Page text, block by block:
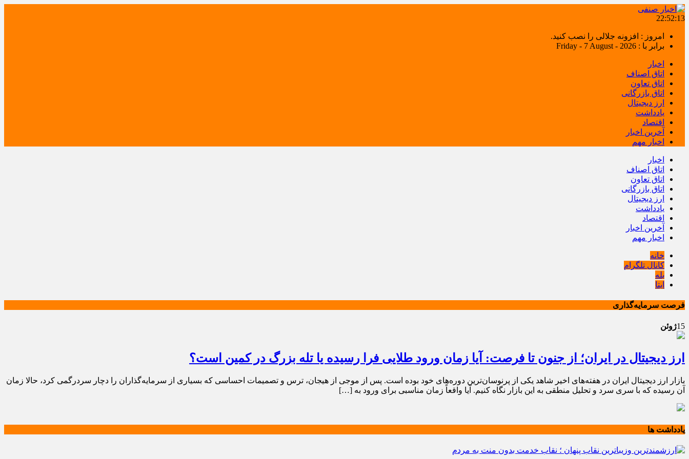
22:52:14
امروز : افزونه جلالی را نصب کنید.
برابر با : Friday - 7 August - 2026
اخبار
اتاق اصناف
اتاق تعاون
اتاق بازرگانی
ارز دیجیتال
یادداشت
اقتصاد
آخرین اخبار
اخبار مهم
اخبار
اتاق اصناف
اتاق تعاون
اتاق بازرگانی
ارز دیجیتال
یادداشت
اقتصاد
آخرین اخبار
اخبار مهم
خانه
کانال تلگرام
بله
ایتا
فرصت سرمایه‌گذاری
15ژوئن
ارز دیجیتال در ایران؛ از جنون تا فرصت: آیا زمان ورود طلایی فرا رسیده یا تله بزرگ در کمین است؟
بازار ارز دیجیتال ایران در هفته‌های اخیر شاهد یکی از پرنوسان‌ترین دوره‌های خود بوده است. پس از موجی از هیجان، ترس و تصمیمات احساسی که بسیاری از سرمایه‌گذاران را دچار سردرگمی کرد، حالا زمان
آن رسیده که با سری سرد و تحلیل منطقی به این بازار نگاه کنیم. آیا واقعاً زمان مناسبی برای ورود به […]
یادداشت ها